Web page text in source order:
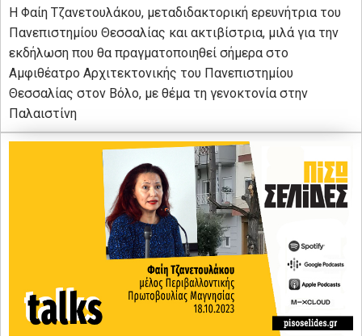
Η Φαίη Τζανετουλάκου, μεταδιδακτορική ερευνήτρια του
Πανεπιστημίου Θεσσαλίας και ακτιβίστρια, μιλά για την
εκδήλωση που θα πραγματοποιηθεί σήμερα στο
Αμφιθέατρο Αρχιτεκτονικής του Πανεπιστημίου
Θεσσαλίας στον Βόλο, με θέμα τη γενοκτονία στην
Παλαιστίνη